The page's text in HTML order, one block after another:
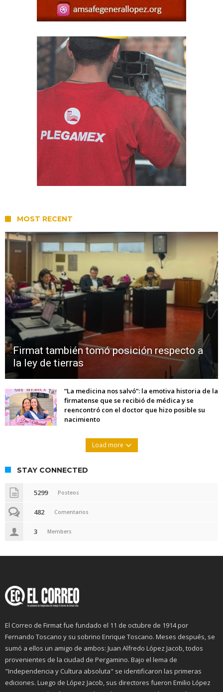
MOST RECENT
Firmat también tomó posición respecto a
la ley de tierras
“La medicina nos salvó”: la emotiva historia de la
firmatense que se recibió de médica y se
reencontró con el doctor que hizo posible su
nacimiento
Load more
STAY CONNECTED
5299 Posteos
482 Comentarios
3 Members
El Correo de Firmat fue fundado el 11 de octubre de 1914 por
Fernando Toscano y su sobrino Enrique Toscano. Meses después, se
sumó a ellos un amigo de ambos: Juan Alfredo López Jacob, todos
provenientes de la ciudad de Pergamino. Bajo el lema de
"Independencia y Cultura absoluta" se identificaron las primeras
ediciones. Luego de López Jacob, sus directores fueron Emilio López